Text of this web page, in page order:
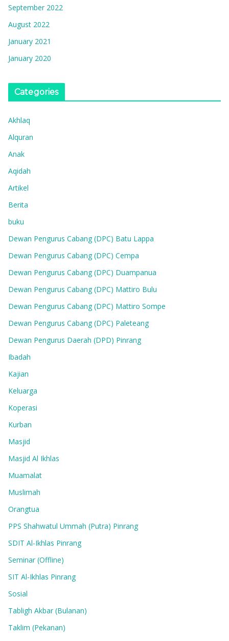
September 2022
August 2022
January 2021
January 2020
Categories
Akhlaq
Alquran
Anak
Aqidah
Artikel
Berita
buku
Dewan Pengurus Cabang (DPC) Batu Lappa
Dewan Pengurus Cabang (DPC) Cempa
Dewan Pengurus Cabang (DPC) Duampanua
Dewan Pengurus Cabang (DPC) Mattiro Bulu
Dewan Pengurus Cabang (DPC) Mattiro Sompe
Dewan Pengurus Cabang (DPC) Paleteang
Dewan Pengurus Daerah (DPD) Pinrang
Ibadah
Kajian
Keluarga
Koperasi
Kurban
Masjid
Masjid Al Ikhlas
Muamalat
Muslimah
Orangtua
PPS Shahwatul Ummah (Putra) Pinrang
SDIT Al-Ikhlas Pinrang
Seminar (Offline)
SIT Al-Ikhlas Pinrang
Sosial
Tabligh Akbar (Bulanan)
Taklim (Pekanan)